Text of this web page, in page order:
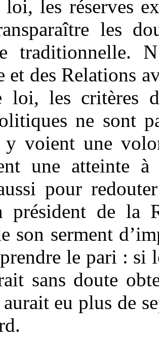
loi, les réserves
les
traditionnelle.
et des Relations
loi, les critères
ne sont
y voient une
une atteinte
pour
président de la
son serment
le pari : si
sans doute
eu plus de